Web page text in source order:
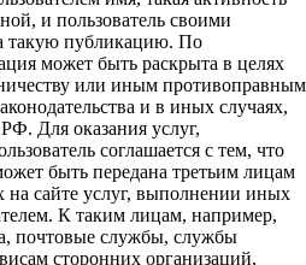
и пользователь своими
такую публикацию. По
может быть раскрыта в целях
или иным противоправным
и в иных случаях,
Для оказания услуг,
соглашается с тем, что
быть передана третьим лицам
на сайте услуг, выполнении иных
К таким лицам, например,
почтовые службы, службы
сторонних организаций,